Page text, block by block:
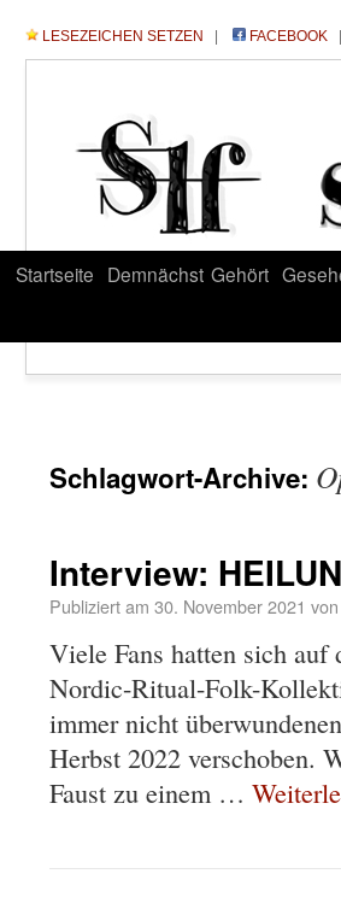
LESEZEICHEN SETZEN FACEBOOK
Startseite Demnächst Gehört
Schlagwort-Archive:
Interview:
Publiziert am 30. November 2021 von
Viele Fans hatten sich auf
Nordic-Ritual-Folk-
immer nicht
Herbst 2022 verschoben.
Faust zu einem …